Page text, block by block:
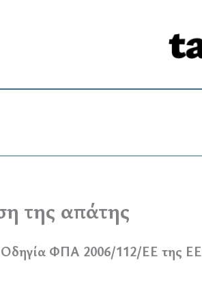
της απάτης
Οδηγία ΦΠΑ 2006/112/ΕΕ της ΕΕ